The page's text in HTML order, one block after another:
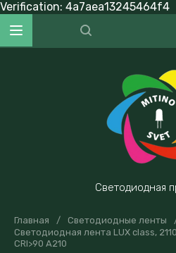
Verification: 4a7aea13245464f4
Светодиодная
Главная / Светодиодные ленты
Светодиодная лента LUX class,
CRI>90 A210